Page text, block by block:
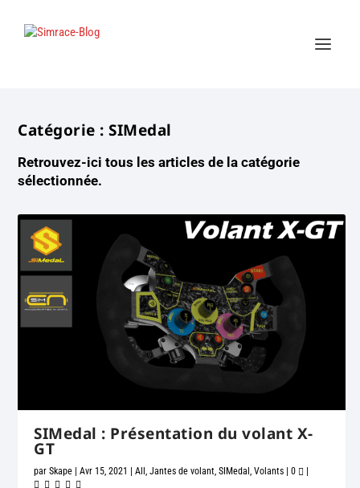
Catégorie :SIMedal
Retrouvez-ici tous les articles de la catégorie
sélectionnée.
SIMedal : Présentation du volant X-
GT
parSkape |Avr 15, 2021 |All,Jantes de volant,SIMedal,Volants |0